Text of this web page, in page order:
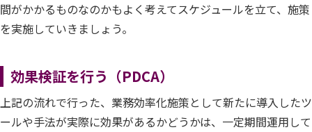
間がかかるものなのかもよく考えてスケジュールを立て、施策
を実施していきましょう。
効果検証を行う（PDCA）
上記の流れで行った、業務効率化施策として新たに導入したツ
ールや手法が実際に効果があるかどうかは、一定期間運用して